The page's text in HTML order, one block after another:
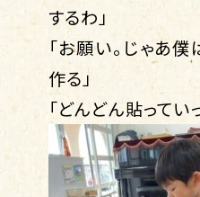
するわ」
「お願い。じゃあ
作る」
「どんどん貼っていっ